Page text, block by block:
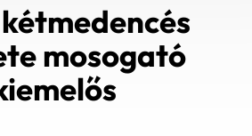
mosogató